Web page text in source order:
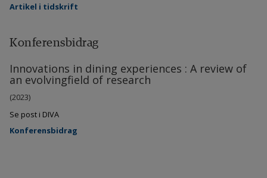
Artikel i tidskrift
Konferensbidrag
Innovations in dining experiences : A review of
an evolvingfield of research
(2023)
Se post i DIVA
Konferensbidrag